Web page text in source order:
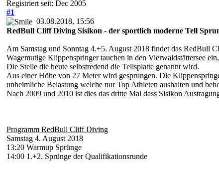
Registriert seit: Dec 2005
#1
03.08.2018, 15:56
RedBull Cliff Diving Sisikon - der sportlich moderne Tell
Am Samstag und Sonntag 4.+5. August 2018 findet das RedBull
Wagemutige Klippenspringer tauchen in den Vierwaldstättersee
Die Stelle die heute selbstredend die Tellsplatte genannt wird.
Aus einer Höhe von 27 Meter wird gesprungen. Die
unheimliche Belastung welche nur Top Athleten aushalten und
Nach 2009 und 2010 ist dies das dritte Mal dass Sisikon
Programm RedBull Cliff Diving
Samstag 4. August 2018
13:20 Warmup Sprünge
14:00 1.+2. Sprünge der Qualifikationsrunde